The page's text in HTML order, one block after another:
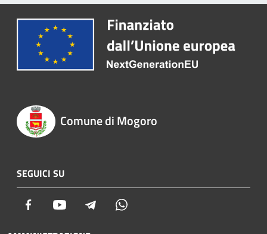
Comune di Mogoro
SEGUICI SU
Facebook Youtube Telegram